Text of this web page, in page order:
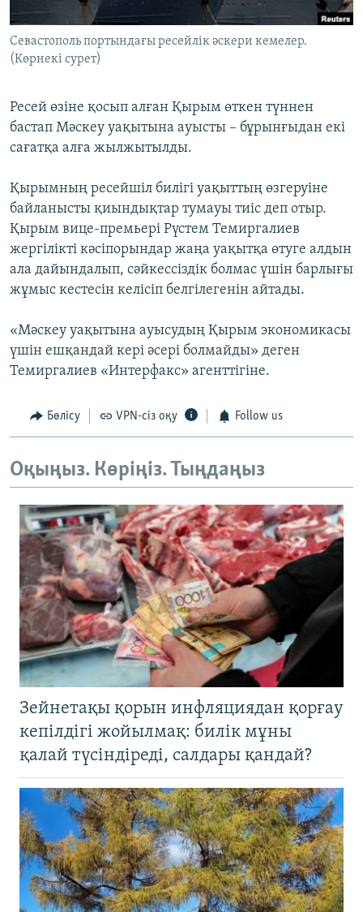
ЖАЗЫЛЫҢЫЗ
Севастополь портындағы ресейлік әскери кемелер.
(Көрнекі сурет)
Ресей өзіне қосып алған Қырым өткен түннен
бастап Мәскеу уақытына ауысты – бұрынғыдан екі
сағатқа алға жылжытылды.
Қырымның ресейшіл билігі уақыттың өзгеруіне
байланысты қиындықтар тумауы тиіс деп отыр.
Қырым вице-премьері Рүстем Темиргалиев
жергілікті кәсіпорындар жаңа уақытқа өтуге алдын
ала дайындалып, сәйкессіздік болмас үшін барлығы
жұмыс кестесін келісіп белгілегенін айтады.
«Мәскеу уақытына ауысудың Қырым экономикасы
үшін ешқандай кері әсері болмайды» деген
Темиргалиев «Интерфакс» агенттігіне.
Бөлісу VPN-сіз оқу Follow us
Оқыңыз. Көріңіз. Тыңдаңыз
Зейнетақы қорын инфляциядан қорғау
кепілдігі жойылмақ: билік мұны
қалай түсіндіреді, салдары қандай?